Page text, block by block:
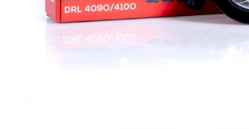
Установка дополнительного
оборудования